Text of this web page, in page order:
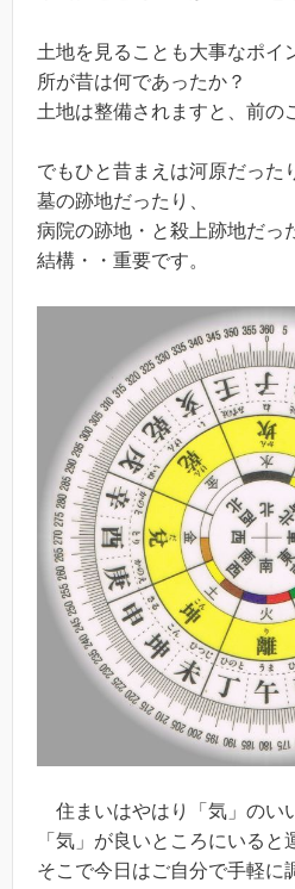
土地を見ることも大事なポイ
所が昔は何であったか？
土地は整備されますと、前の
でもひと昔まえは河原だった
墓の跡地だったり、
病院の跡地・と殺上跡地だっ
結構・・重要です。
住まいはやはり「気」のい
「気」が良いところにいると
そこで今日はご自分で手軽に